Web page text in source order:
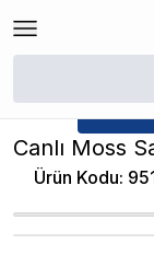
/
Canlı Moss
Ürün Kodu: